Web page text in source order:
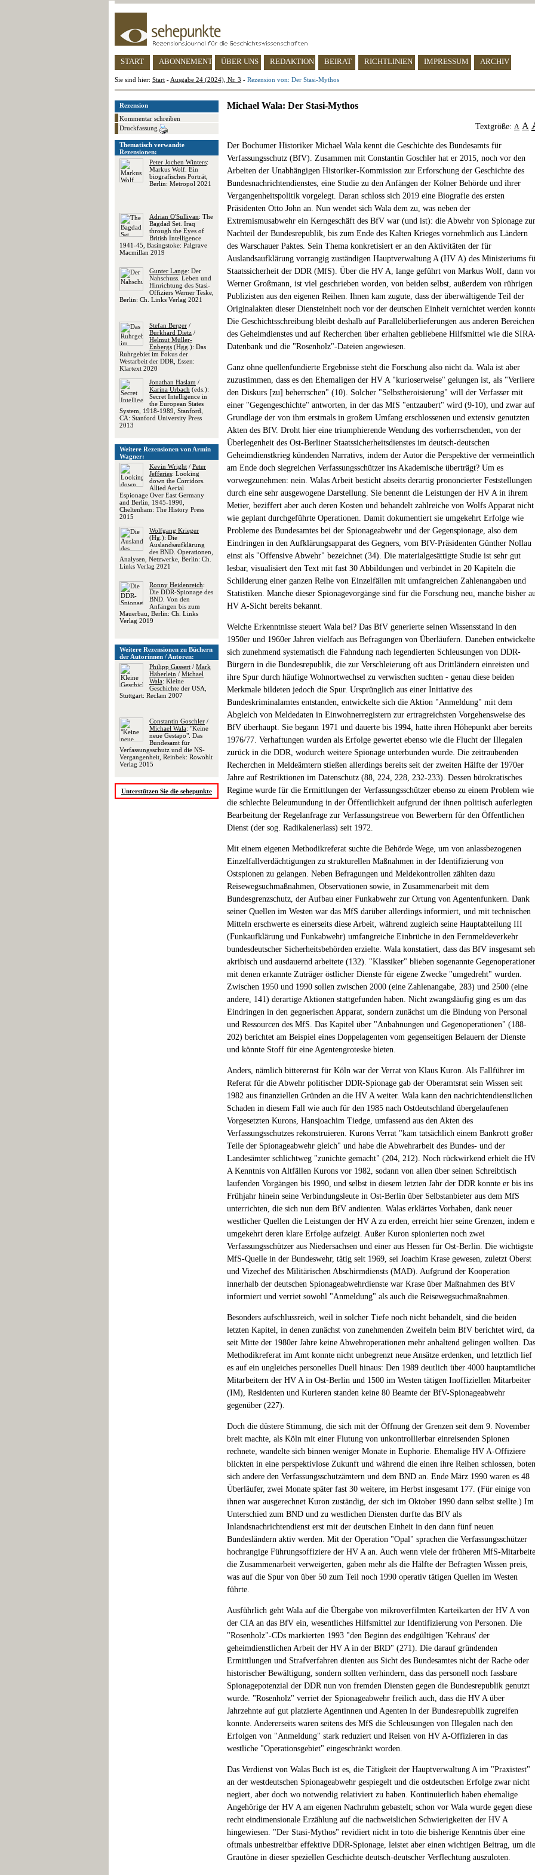
START ABONNEMENT ÜBER UNS REDAKTION BEIRAT RICHTLINIEN IMPRESSUM ARCHIV
Sie sind hier: Start - Ausgabe 24 (2024), Nr. 3 - Rezension von: Der Stasi-Mythos
Rezension
Kommentar schreiben
Druckfassung
Thematisch verwandte
Rezensionen:
Peter Jochen Winters:
Markus Wolf. Ein
biografisches Porträt,
Berlin: Metropol 2021
Adrian O'Sullivan: The
Bagdad Set. Iraq
through the Eyes of
British Intelligence
1941-45, Basingstoke: Palgrave
Macmillan 2019
Gunter Lange: Der
Nahschuss. Leben und
Hinrichtung des Stasi-
Offiziers Werner Teske,
Berlin: Ch. Links Verlag 2021
Stefan Berger /
Burkhard Dietz /
Helmut Müller-
Enbergs (Hgg.): Das
Ruhrgebiet im Fokus der
Westarbeit der DDR, Essen:
Klartext 2020
Jonathan Haslam /
Karina Urbach (eds.):
Secret Intelligence in
the European States
System, 1918-1989, Stanford,
CA: Stanford University Press
2013
Weitere Rezensionen von Armin
Wagner:
Kevin Wright / Peter
Jefferies: Looking
down the Corridors.
Allied Aerial
Espionage Over East Germany
and Berlin, 1945-1990,
Cheltenham: The History Press
2015
Wolfgang Krieger
(Hg.): Die
Auslandsaufklärung
des BND. Operationen,
Analysen, Netzwerke, Berlin: Ch.
Links Verlag 2021
Ronny Heidenreich:
Die DDR-Spionage des
BND. Von den
Anfängen bis zum
Mauerbau, Berlin: Ch. Links
Verlag 2019
Weitere Rezensionen zu Büchern
der Autorinnen / Autoren:
Philipp Gassert / Mark
Häberlein / Michael
Wala: Kleine
Geschichte der USA,
Stuttgart: Reclam 2007
Constantin Goschler /
Michael Wala: "Keine
neue Gestapo". Das
Bundesamt für
Verfassungsschutz und die NS-
Vergangenheit, Reinbek: Rowohlt
Verlag 2015
Unterstützen Sie die sehepunkte
Michael Wala: Der Stasi-Mythos
Textgröße: A A
Der Bochumer Historiker Michael Wala kennt die Geschichte des Bundesamts für
Verfassungsschutz (BfV). Zusammen mit Constantin Goschler hat er 2015, noch vor den
Arbeiten der Unabhängigen Historiker-Kommission zur Erforschung der Geschichte des
Bundesnachrichtendienstes, eine Studie zu den Anfängen der Kölner Behörde und ihrer
Vergangenheitspolitik vorgelegt. Daran schloss sich 2019 eine Biografie des ersten
Präsidenten Otto John an. Nun wendet sich Wala dem zu, was neben der
Extremismusabwehr ein Kerngeschäft des BfV war (und ist): die Abwehr von Spionage
Nachteil der Bundesrepublik, bis zum Ende des Kalten Krieges vornehmlich aus Ländern
des Warschauer Paktes. Sein Thema konkretisiert er an den Aktivitäten der für
Auslandsaufklärung vorrangig zuständigen Hauptverwaltung A (HV A) des Ministeriums
Staatssicherheit der DDR (MfS). Über die HV A, lange geführt von Markus Wolf, dann
Werner Großmann, ist viel geschrieben worden, von beiden selbst, außerdem von rührigen
Publizisten aus den eigenen Reihen. Ihnen kam zugute, dass der überwältigende Teil der
Originalakten dieser Diensteinheit noch vor der deutschen Einheit vernichtet werden
Die Geschichtsschreibung bleibt deshalb auf Parallelüberlieferungen aus anderen Bereichen
des Geheimdienstes und auf Recherchen über erhalten gebliebene Hilfsmittel wie die
Datenbank und die "Rosenholz"-Dateien angewiesen.
Ganz ohne quellenfundierte Ergebnisse steht die Forschung also nicht da. Wala ist aber
zuzustimmen, dass es den Ehemaligen der HV A "kurioserweise" gelungen ist, als
den Diskurs [zu] beherrschen" (10). Solcher "Selbstheroisierung" will der Verfasser mit
einer "Gegengeschichte" antworten, in der das MfS "entzaubert" wird (9-10), und zwar auf
Grundlage der von ihm erstmals in großem Umfang erschlossenen und extensiv genutzten
Akten des BfV. Droht hier eine triumphierende Wendung des vorherrschenden, von der
Überlegenheit des Ost-Berliner Staatssicherheitsdienstes im deutsch-deutschen
Geheimdienstkrieg kündenden Narrativs, indem der Autor die Perspektive der vermeintlich
am Ende doch siegreichen Verfassungsschützer ins Akademische überträgt? Um es
vorwegzunehmen: nein. Walas Arbeit besticht abseits derartig prononcierter Feststellungen
durch eine sehr ausgewogene Darstellung. Sie benennt die Leistungen der HV A in ihrem
Metier, beziffert aber auch deren Kosten und behandelt zahlreiche von Wolfs Apparat nicht
wie geplant durchgeführte Operationen. Damit dokumentiert sie umgekehrt Erfolge wie
Probleme des Bundesamtes bei der Spionageabwehr und der Gegenspionage, also dem
Eindringen in den Aufklärungsapparat des Gegners, vom BfV-Präsidenten Günther Nollau
einst als "Offensive Abwehr" bezeichnet (34). Die materialgesättigte Studie ist sehr gut
lesbar, visualisiert den Text mit fast 30 Abbildungen und verbindet in 20 Kapiteln die
Schilderung einer ganzen Reihe von Einzelfällen mit umfangreichen Zahlenangaben und
Statistiken. Manche dieser Spionagevorgänge sind für die Forschung neu, manche bisher
HV A-Sicht bereits bekannt.
Welche Erkenntnisse steuert Wala bei? Das BfV generierte seinen Wissensstand in den
1950er und 1960er Jahren vielfach aus Befragungen von Überläufern. Daneben entwickelte
sich zunehmend systematisch die Fahndung nach legendierten Schleusungen von DDR-
Bürgern in die Bundesrepublik, die zur Verschleierung oft aus Drittländern einreisten und
ihre Spur durch häufige Wohnortwechsel zu verwischen suchten - genau diese beiden
Merkmale bildeten jedoch die Spur. Ursprünglich aus einer Initiative des
Bundeskriminalamtes entstanden, entwickelte sich die Aktion "Anmeldung" mit dem
Abgleich von Meldedaten in Einwohnerregistern zur ertragreichsten Vorgehensweise des
BfV überhaupt. Sie begann 1971 und dauerte bis 1994, hatte ihren Höhepunkt aber bereits
1976/77. Verhaftungen wurden als Erfolge gewertet ebenso wie die Flucht der Illegalen
zurück in die DDR, wodurch weitere Spionage unterbunden wurde. Die zeitraubenden
Recherchen in Meldeämtern stießen allerdings bereits seit der zweiten Hälfte der 1970er
Jahre auf Restriktionen im Datenschutz (88, 224, 228, 232-233). Dessen bürokratisches
Regime wurde für die Ermittlungen der Verfassungsschützer ebenso zu einem Problem wie
die schlechte Beleumundung in der Öffentlichkeit aufgrund der ihnen politisch auferlegten
Bearbeitung der Regelanfrage zur Verfassungstreue von Bewerbern für den Öffentlichen
Dienst (der sog. Radikalenerlass) seit 1972.
Mit einem eigenen Methodikreferat suchte die Behörde Wege, um von anlassbezogenen
Einzelfallverdächtigungen zu strukturellen Maßnahmen in der Identifizierung von
Ostspionen zu gelangen. Neben Befragungen und Meldekontrollen zählten dazu
Reisewegsuchmaßnahmen, Observationen sowie, in Zusammenarbeit mit dem
Bundesgrenzschutz, der Aufbau einer Funkabwehr zur Ortung von Agentenfunkern. Dank
seiner Quellen im Westen war das MfS darüber allerdings informiert, und mit technischen
Mitteln erschwerte es einerseits diese Arbeit, während zugleich seine Hauptabteilung III
(Funkaufklärung und Funkabwehr) umfangreiche Einbrüche in den Fernmeldeverkehr
bundesdeutscher Sicherheitsbehörden erzielte. Wala konstatiert, dass das BfV insgesamt
akribisch und ausdauernd arbeitete (132). "Klassiker" blieben sogenannte
mit denen erkannte Zuträger östlicher Dienste für eigene Zwecke "umgedreht" wurden.
Zwischen 1950 und 1990 sollen zwischen 2000 (eine Zahlenangabe, 283) und 2500 (eine
andere, 141) derartige Aktionen stattgefunden haben. Nicht zwangsläufig ging es um das
Eindringen in den gegnerischen Apparat, sondern zunächst um die Bindung von Personal
und Ressourcen des MfS. Das Kapitel über "Anbahnungen und Gegenoperationen" (188-
202) berichtet am Beispiel eines Doppelagenten vom gegenseitigen Belauern der Dienste
und könnte Stoff für eine Agentengroteske bieten.
Anders, nämlich bitterernst für Köln war der Verrat von Klaus Kuron. Als Fallführer im
Referat für die Abwehr politischer DDR-Spionage gab der Oberamtsrat sein Wissen seit
1982 aus finanziellen Gründen an die HV A weiter. Wala kann den nachrichtendienstlichen
Schaden in diesem Fall wie auch für den 1985 nach Ostdeutschland übergelaufenen
Vorgesetzten Kurons, Hansjoachim Tiedge, umfassend aus den Akten des
Verfassungsschutzes rekonstruieren. Kurons Verrat "kam tatsächlich einem Bankrott großer
Teile der Spionageabwehr gleich" und habe die Abwehrarbeit des Bundes- und der
Landesämter schlichtweg "zunichte gemacht" (204, 212). Noch rückwirkend erhielt die
A Kenntnis von Altfällen Kurons vor 1982, sodann von allen über seinen Schreibtisch
laufenden Vorgängen bis 1990, und selbst in diesem letzten Jahr der DDR konnte er bis ins
Frühjahr hinein seine Verbindungsleute in Ost-Berlin über Selbstanbieter aus dem MfS
unterrichten, die sich nun dem BfV andienten. Walas erklärtes Vorhaben, dank neuer
westlicher Quellen die Leistungen der HV A zu erden, erreicht hier seine Grenzen, indem
umgekehrt deren klare Erfolge aufzeigt. Außer Kuron spionierten noch zwei
Verfassungsschützer aus Niedersachsen und einer aus Hessen für Ost-Berlin. Die wichtigste
MfS-Quelle in der Bundeswehr, tätig seit 1969, sei Joachim Krase gewesen, zuletzt Oberst
und Vizechef des Militärischen Abschirmdiensts (MAD). Aufgrund der Kooperation
innerhalb der deutschen Spionageabwehrdienste war Krase über Maßnahmen des BfV
informiert und verriet sowohl "Anmeldung" als auch die Reisewegsuchmaßnahmen.
Besonders aufschlussreich, weil in solcher Tiefe noch nicht behandelt, sind die beiden
letzten Kapitel, in denen zunächst von zunehmenden Zweifeln beim BfV berichtet wird, da
seit Mitte der 1980er Jahre keine Abwehroperationen mehr anhaltend gelingen wollten. Das
Methodikreferat im Amt konnte nicht unbegrenzt neue Ansätze erdenken, und letztlich lief
es auf ein ungleiches personelles Duell hinaus: Den 1989 deutlich über 4000
Mitarbeitern der HV A in Ost-Berlin und 1500 im Westen tätigen Inoffiziellen Mitarbeiter
(IM), Residenten und Kurieren standen keine 80 Beamte der BfV-Spionageabwehr
gegenüber (227).
Doch die düstere Stimmung, die sich mit der Öffnung der Grenzen seit dem 9. November
breit machte, als Köln mit einer Flutung von unkontrollierbar einreisenden Spionen
rechnete, wandelte sich binnen weniger Monate in Euphorie. Ehemalige HV A-Offiziere
blickten in eine perspektivlose Zukunft und während die einen ihre Reihen schlossen, boten
sich andere den Verfassungsschutzämtern und dem BND an. Ende März 1990 waren es 48
Überläufer, zwei Monate später fast 30 weitere, im Herbst insgesamt 177. (Für einige von
ihnen war ausgerechnet Kuron zuständig, der sich im Oktober 1990 dann selbst stellte.) Im
Unterschied zum BND und zu westlichen Diensten durfte das BfV als
Inlandsnachrichtendienst erst mit der deutschen Einheit in den dann fünf neuen
Bundesländern aktiv werden. Mit der Operation "Opal" sprachen die Verfassungsschützer
hochrangige Führungsoffiziere der HV A an. Auch wenn viele der früheren MfS-
die Zusammenarbeit verweigerten, gaben mehr als die Hälfte der Befragten Wissen preis,
was auf die Spur von über 50 zum Teil noch 1990 operativ tätigen Quellen im Westen
führte.
Ausführlich geht Wala auf die Übergabe von mikroverfilmten Karteikarten der HV A von
der CIA an das BfV ein, wesentliches Hilfsmittel zur Identifizierung von Personen. Die
"Rosenholz"-CDs markierten 1993 "den Beginn des endgültigen 'Kehraus' der
geheimdienstlichen Arbeit der HV A in der BRD" (271). Die darauf gründenden
Ermittlungen und Strafverfahren dienten aus Sicht des Bundesamtes nicht der Rache oder
historischer Bewältigung, sondern sollten verhindern, dass das personell noch fassbare
Spionagepotenzial der DDR nun von fremden Diensten gegen die Bundesrepublik genutzt
wurde. "Rosenholz" verriet der Spionageabwehr freilich auch, dass die HV A über
Jahrzehnte auf gut platzierte Agentinnen und Agenten in der Bundesrepublik zugreifen
konnte. Andererseits waren seitens des MfS die Schleusungen von Illegalen nach den
Erfolgen von "Anmeldung" stark reduziert und Reisen von HV A-Offizieren in das
westliche "Operationsgebiet" eingeschränkt worden.
Das Verdienst von Walas Buch ist es, die Tätigkeit der Hauptverwaltung A im "Praxistest"
an der westdeutschen Spionageabwehr gespiegelt und die ostdeutschen Erfolge zwar nicht
negiert, aber doch wo notwendig relativiert zu haben. Kontinuierlich haben ehemalige
Angehörige der HV A am eigenen Nachruhm gebastelt; schon vor Wala wurde gegen diese
recht eindimensionale Erzählung auf die nachweislichen Schwierigkeiten der HV A
hingewiesen. "Der Stasi-Mythos" revidiert nicht in toto die bisherige Kenntnis über eine
oftmals unbestreitbar effektive DDR-Spionage, leistet aber einen wichtigen Beitrag, um die
Grautöne in dieser speziellen Geschichte deutsch-deutscher Verflechtung auszuloten.